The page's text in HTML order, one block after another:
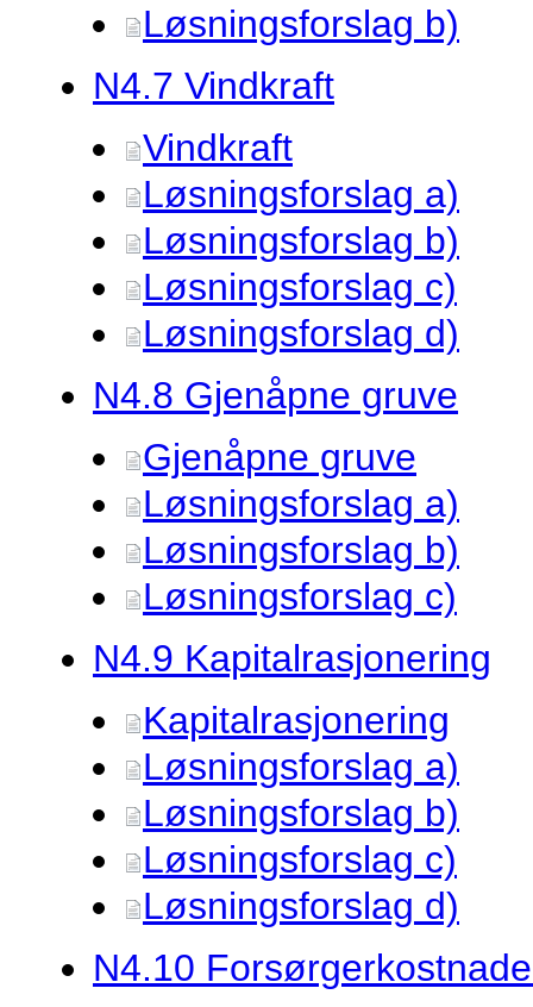
Løsningsforslag b)
N4.7 Vindkraft
Vindkraft
Løsningsforslag a)
Løsningsforslag b)
Løsningsforslag c)
Løsningsforslag d)
N4.8 Gjenåpne gruve
Gjenåpne gruve
Løsningsforslag a)
Løsningsforslag b)
Løsningsforslag c)
N4.9 Kapitalrasjonering
Kapitalrasjonering
Løsningsforslag a)
Løsningsforslag b)
Løsningsforslag c)
Løsningsforslag d)
N4.10